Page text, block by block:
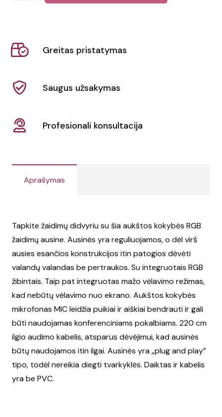
Greitas pristatymas
Saugus užsakymas
Profesionali konsultacija
Aprašymas
Tapkite žaidimų didvyriu su šia aukštos kokybės RGB
žaidimų ausine. Ausinės yra reguliuojamos, o dėl virš
ausies esančios konstrukcijos itin patogios dėvėti
valandų valandas be pertraukos. Su integruotais RGB
žibintais. Taip pat integruotas mažo vėlavimo režimas,
kad nebūtų vėlavimo nuo ekrano. Aukštos kokybės
mikrofonas MIC leidžia puikiai ir aiškiai bendrauti ir gali
būti naudojamas konferenciniams pokalbiams. 220 cm
ilgio audimo kabelis, atsparus dėvėjimui, kad ausinės
būtų naudojamos itin ilgai. Ausinės yra „plug and play”
tipo, todėl nereikia diegti tvarkyklės. Daiktas ir kabelis
yra be PVC.